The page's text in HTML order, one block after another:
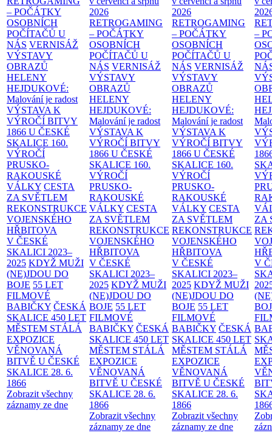
– POČÁTKY
OSOBNÍCH
POČÍTAČŮ U
NÁS VERNISÁŽ
VÝSTAVY
OBRAZŮ
HELENY
HEJDUKOVÉ:
Malování je radost
VÝSTAVA K
VÝROČÍ BITVY
1866 U ČESKÉ
SKALICE 160.
VÝROČÍ
PRUSKO-
RAKOUSKÉ
VÁLKY CESTA
ZA SVĚTLEM
REKONSTRUKCE
VOJENSKÉHO
HŘBITOVA
V ČESKÉ
SKALICI 2023–
2025 KDYŽ MUŽI
(NE)JDOU DO
BOJE 55 LET
FILMOVÉ
BABIČKY ČESKÁ
SKALICE 450 LET
MĚSTEM STÁLÁ
EXPOZICE
VĚNOVANÁ
BITVĚ U ČESKÉ
SKALICE 28. 6.
1866
Zobrazit všechny
záznamy ze dne
2026
RETROGAMING
– POČÁTKY
OSOBNÍCH
POČÍTAČŮ U
NÁS VERNISÁŽ
VÝSTAVY
OBRAZŮ
HELENY
HEJDUKOVÉ:
Malování je radost
VÝSTAVA K
VÝROČÍ BITVY
1866 U ČESKÉ
SKALICE 160.
VÝROČÍ
PRUSKO-
RAKOUSKÉ
VÁLKY CESTA
ZA SVĚTLEM
REKONSTRUKCE
VOJENSKÉHO
HŘBITOVA
V ČESKÉ
SKALICI 2023–
2025 KDYŽ MUŽI
(NE)JDOU DO
BOJE 55 LET
FILMOVÉ
BABIČKY ČESKÁ
SKALICE 450 LET
MĚSTEM STÁLÁ
EXPOZICE
VĚNOVANÁ
BITVĚ U ČESKÉ
SKALICE 28. 6.
1866
Zobrazit všechny
záznamy ze dne
2026
RETROGAMING
– POČÁTKY
OSOBNÍCH
POČÍTAČŮ U
NÁS VERNISÁŽ
VÝSTAVY
OBRAZŮ
HELENY
HEJDUKOVÉ:
Malování je radost
VÝSTAVA K
VÝROČÍ BITVY
1866 U ČESKÉ
SKALICE 160.
VÝROČÍ
PRUSKO-
RAKOUSKÉ
VÁLKY CESTA
ZA SVĚTLEM
REKONSTRUKCE
VOJENSKÉHO
HŘBITOVA
V ČESKÉ
SKALICI 2023–
2025 KDYŽ MUŽI
(NE)JDOU DO
BOJE 55 LET
FILMOVÉ
BABIČKY ČESKÁ
SKALICE 450 LET
MĚSTEM STÁLÁ
EXPOZICE
VĚNOVANÁ
BITVĚ U ČESKÉ
SKALICE 28. 6.
1866
Zobrazit všechny
záznamy ze dne
–
ZA
V